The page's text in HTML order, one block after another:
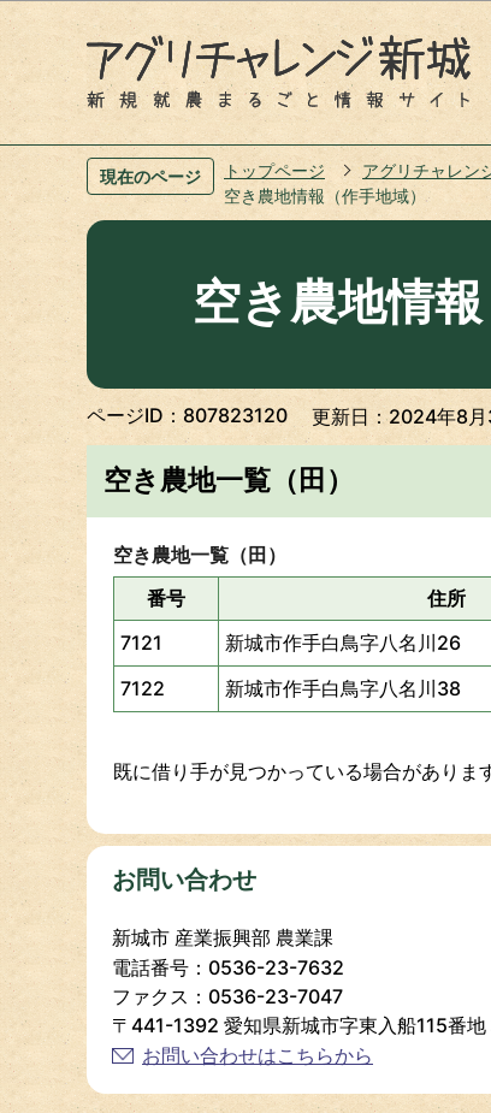
現在のページ トップページ アグリチャレン
空き農地情報（作手地域）
空き農地情報
ページID：807823120 更新日：2024年8月
空き農地一覧（田）
空き農地一覧（田）
番号
住所
7121
新城市作手白鳥字八名川26
7122
新城市作手白鳥字八名川38
既に借り手が見つかっている場合がありま
お問い合わせ
新城市 産業振興部 農業課
電話番号：0536-23-7632
ファクス：0536-23-7047
〒441-1392 愛知県新城市字東入船115番
お問い合わせはこちらから